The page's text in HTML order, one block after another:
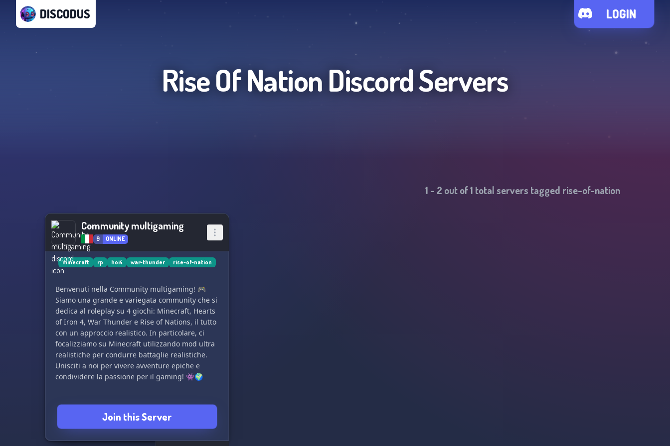
DISCODUS LOGIN
Rise Of NationDiscord Servers
1 - 2 out of1 total servers tagged rise-of-nation
Community multigaming
9 ONLINE
minecraft rp hoi4 war-thunder rise-of-nation
Benvenuti nella Community multigaming! 🎮
Siamo una grande e variegata community che si
dedica al roleplay su 4 giochi: Minecraft, Hearts
of Iron 4, War Thunder e Rise of Nations, il tutto
con un approccio realistico. In particolare, ci
focalizziamo su Minecraft utilizzando mod ultra
realistiche per condurre battaglie realistiche.
Unisciti a noi per vivere avventure epiche e
condividere la passione per il gaming! 👾🌍
Join this Server